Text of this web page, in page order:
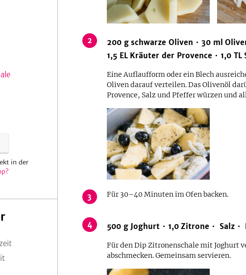
in der
2 200 g schwarze Oliven 30 ml
1,5 EL Kräuter der Provence 1,0 TL
Eine Auflaufform oder ein Blech
Oliven darauf verteilen. Das Olivenöl
Provence, Salz und Pfeffer würzen und
3 Für 30–40 Minuten im Ofen backen.
4 500 g Joghurt 1,0 Zitrone Salz
Für den Dip Zitronenschale mit Joghurt
abschmecken. Gemeinsam servieren.